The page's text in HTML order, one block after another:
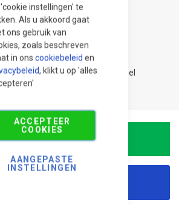
instellingen' te
Als u akkoord gaat
ons gebruik van
zoals beschreven
in ons cookiebeleid en
, klikt u op 'alles
ACCEPTEER
COOKIES
AANGEPASTE
INSTELLINGEN
5% snijverlies
0.17
meer te bestellen om eventueel
In Winkelwagen